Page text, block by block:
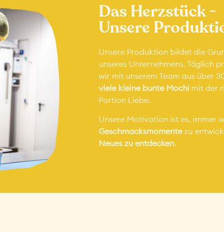
Das Herzstück -
Unsere
Unsere Produktion bildet die
unseres Unternehmens. Täglich
wir mit unserem Team aus über
viele kleine bunte Mochi mit der
Portion Liebe.
Unsere Motivation ist es, immer
Geschmacksmomentezu
Neues zu entdecken.